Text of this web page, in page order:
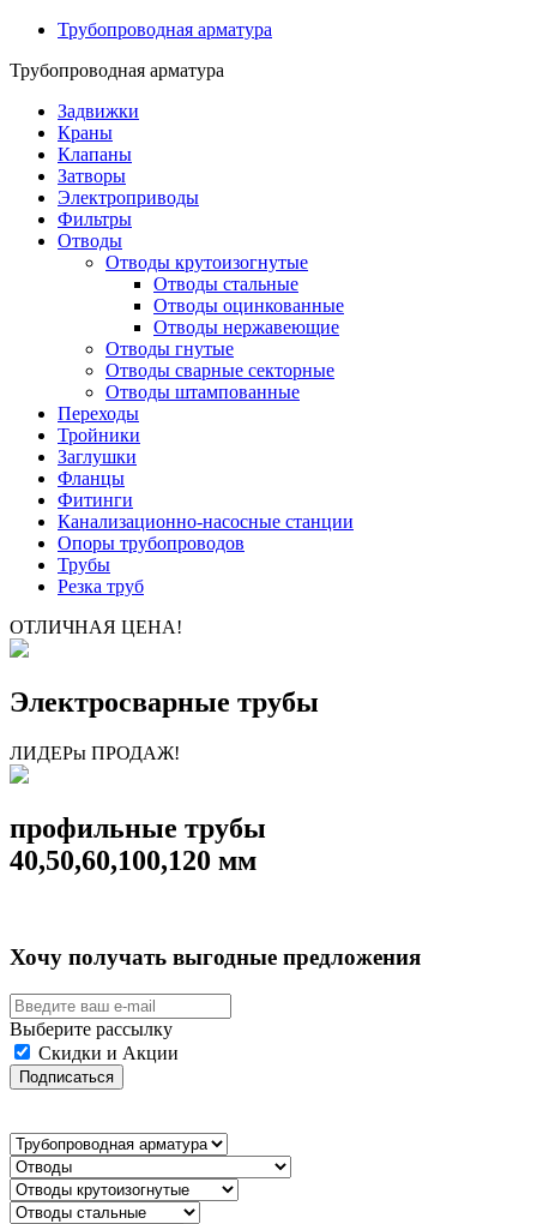
Трубопроводная арматура
Трубопроводная арматура
Задвижки
Краны
Клапаны
Затворы
Электроприводы
Фильтры
Отводы
Отводы крутоизогнутые
Отводы стальные
Отводы оцинкованные
Отводы нержавеющие
Отводы гнутые
Отводы сварные секторные
Отводы штампованные
Переходы
Тройники
Заглушки
Фланцы
Фитинги
Канализационно-насосные станции
Опоры трубопроводов
Трубы
Резка труб
ОТЛИЧНАЯ ЦЕНА!
Электросварные трубы
ЛИДЕРы ПРОДАЖ!
профильные трубы
40,50,60,100,120 мм
Хочу получать выгодные предложения
Выберите рассылку
Скидки и Акции
Подписаться